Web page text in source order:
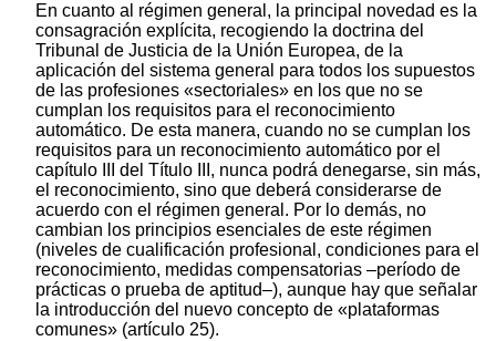
En cuanto al régimen general, la principal novedad es la
consagración explícita, recogiendo la doctrina del
Tribunal de Justicia de la Unión Europea, de la
aplicación del sistema general para todos los supuestos
de las profesiones «sectoriales» en los que no se
cumplan los requisitos para el reconocimiento
automático. De esta manera, cuando no se cumplan los
requisitos para un reconocimiento automático por el
capítulo III del Título III, nunca podrá denegarse, sin más,
el reconocimiento, sino que deberá considerarse de
acuerdo con el régimen general. Por lo demás, no
cambian los principios esenciales de este régimen
(niveles de cualificación profesional, condiciones para el
reconocimiento, medidas compensatorias –período de
prácticas o prueba de aptitud–), aunque hay que señalar
la introducción del nuevo concepto de «plataformas
comunes» (artículo 25).